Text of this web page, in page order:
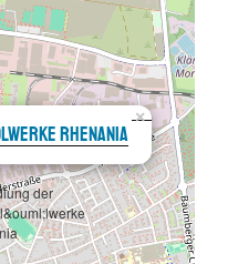
Rhenania
×